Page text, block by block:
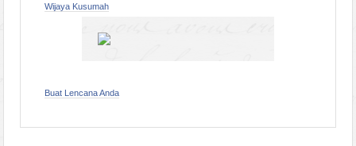
Wijaya Kusumah
Buat Lencana Anda